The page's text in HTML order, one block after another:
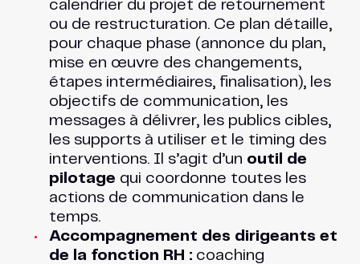
calendrier du projet de retournement
ou de restructuration. Ce plan détaille,
pour chaque phase (annonce du plan,
mise en œuvre des changements,
étapes intermédiaires, finalisation), les
objectifs de communication, les
messages à délivrer, les publics cibles,
les supports à utiliser et le timing des
interventions. Il s’agit d’un outil de
pilotage qui coordonne toutes les
actions de communication dans le
temps.
Accompagnement des dirigeants et
de la fonction RH :coaching